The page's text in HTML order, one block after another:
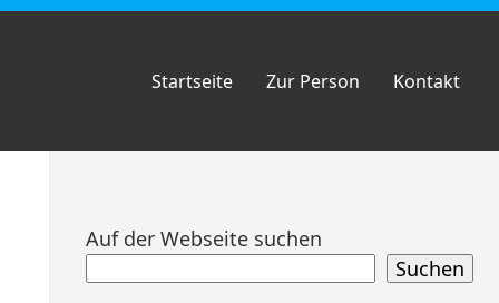
Startseite Zur Person Kontakt
Zum
Auf der Webseite suchen
Suchen